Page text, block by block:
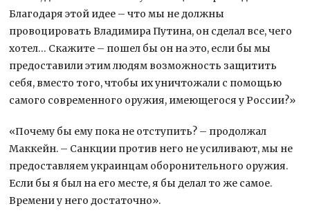
Благодаря этой идее – что мы не должны
провоцировать Владимира Путина, он сделал все, чего
хотел… Скажите – пошел бы он на это, если бы мы
предоставили этим людям возможность защитить
себя, вместо того, чтобы их уничтожали с помощью
самого современного оружия, имеющегося у России?»
«Почему бы ему пока не отступить? – продолжал
Маккейн. – Санкции против него не усиливают, мы не
предоставляем украинцам оборонительного оружия.
Если бы я был на его месте, я бы делал то же самое.
Времени у него достаточно».